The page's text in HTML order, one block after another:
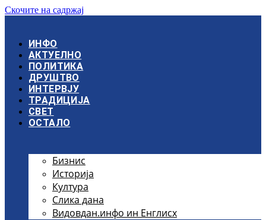
Скочите на садржај
ИНФО
АКТУЕЛНО
ПОЛИТИКА
ДРУШТВО
ИНТЕРВЈУ
ТРАДИЦИЈА
СВЕТ
ОСТАЛО
Бизнис
Историја
Култура
Слика дана
Видовдан.инфо ин Енглисх